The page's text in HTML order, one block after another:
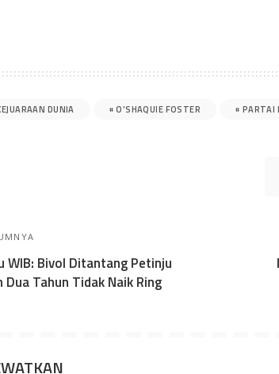
DUNIA O’SHAQUIE FOSTER PARTAI
WIB: Bivol Ditantang Petinju
Dua Tahun Tidak Naik Ring